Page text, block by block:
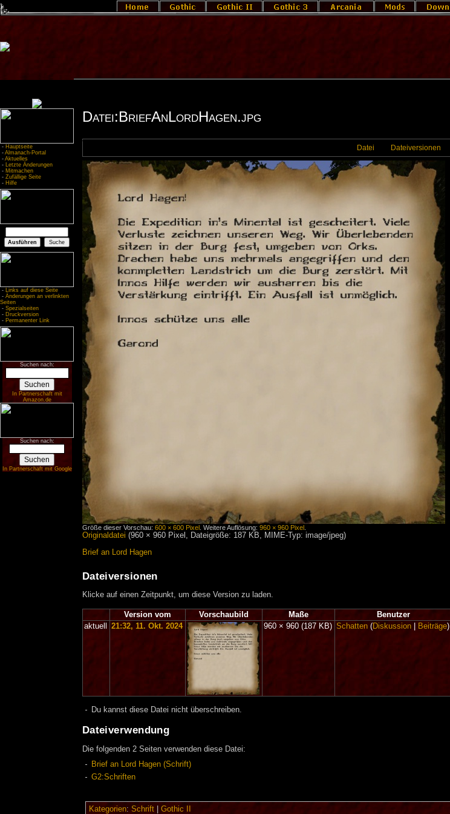
- Hauptseite
- Almanach-Portal
- Aktuelles
- Letzte Änderungen
- Mitmachen
- Zufällige Seite
- Hilfe
- Links auf diese Seite
- Änderungen an verlinkten
Seiten
- Spezialseiten
- Druckversion
- Permanenter Link
Suchen nach:
In Partnerschaft mit
Amazon.de
Suchen nach:
In Partnerschaft mit Google
Datei:BriefAnLordHagen.jpg
Datei Dateiversionen
Größe dieser Vorschau: 600 × 600 Pixel. Weitere Auflösung: 960 × 960 Pixel.
Originaldatei (960 × 960 Pixel, Dateigröße: 187 KB, MIME-Typ: image/jpeg)
Brief an Lord Hagen
Dateiversionen
Klicke auf einen Zeitpunkt, um diese Version zu laden.
Version vom Vorschaubild Maße Benutzer
aktuell
21:32, 11. Okt. 2024 960 × 960(187 KB) Schatten (Diskussion Beiträge)
Du kannst diese Datei nicht überschreiben.
Dateiverwendung
Die folgenden 2 Seiten verwenden diese Datei:
Brief an Lord Hagen (Schrift)
G2:Schriften
Kategorien: Schrift| Gothic II